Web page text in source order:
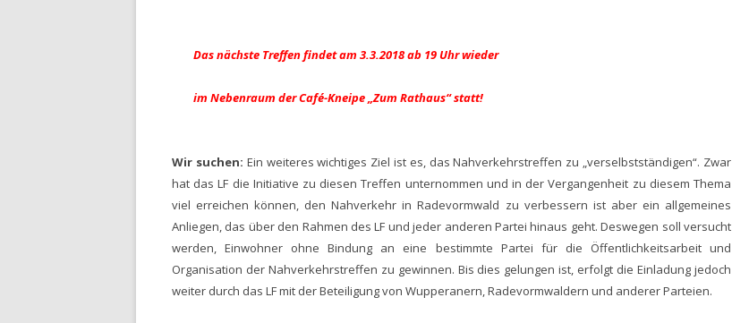
Das nächste Treffen findet am 3.3.2018 ab 19 Uhr wieder
im Nebenraum der Café-Kneipe „Zum Rathaus“ statt!
Wir suchen: Ein weiteres wichtiges Ziel ist es, das Nahverkehrstreffen zu „verselbstständigen“. Zwar
hat das LF die Initiative zu diesen Treffen unternommen und in der Vergangenheit zu diesem Thema
viel erreichen können, den Nahverkehr in Radevormwald zu verbessern ist aber ein allgemeines
Anliegen, das über den Rahmen des LF und jeder anderen Partei hinaus geht. Deswegen soll versucht
werden, Einwohner ohne Bindung an eine bestimmte Partei für die Öffentlichkeitsarbeit und
Organisation der Nahverkehrstreffen zu gewinnen. Bis dies gelungen ist, erfolgt die Einladung jedoch
weiter durch das LF mit der Beteiligung von Wupperanern, Radevormwaldern und anderer Parteien.